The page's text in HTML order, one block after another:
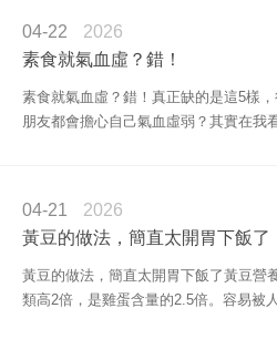
04-22
2026
素食就氣血虛？錯！
素食就氣血虛？錯！真正缺的是這5樣
朋友都會擔心自己氣血虛弱？其實在我
04-21
2026
黃豆的做法，簡直太開胃下飯了
黃豆的做法，簡直太開胃下飯了黃豆營
類高2倍，是雞蛋含量的2.5倍。容易被